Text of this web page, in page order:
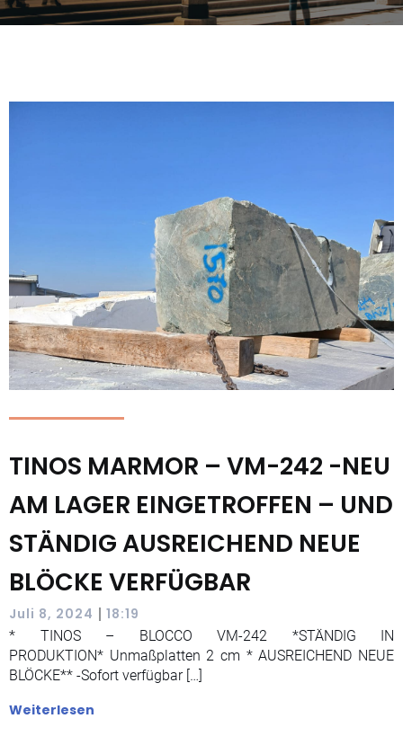
TINOS MARMOR – VM-242 -NEU
AM LAGER EINGETROFFEN – UND
STÄNDIG AUSREICHEND NEUE
BLÖCKE VERFÜGBAR
Juli 8, 2024 | 18:19
* TINOS – BLOCCO VM-242 *STÄNDIG IN
PRODUKTION* Unmaßplatten 2 cm * AUSREICHEND NEUE
BLÖCKE** -Sofort verfügbar […]
Weiterlesen